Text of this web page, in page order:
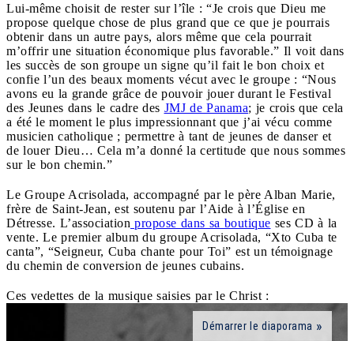
Lui-même choisit de rester sur l’île : “Je crois que Dieu me
propose quelque chose de plus grand que ce que je pourrais
obtenir dans un autre pays, alors même que cela pourrait
m’offrir une situation économique plus favorable.” Il voit dans
les succès de son groupe un signe qu’il fait le bon choix et
confie l’un des beaux moments vécut avec le groupe : “Nous
avons eu la grande grâce de pouvoir jouer durant le Festival
des Jeunes dans le cadre des JMJ de Panama; je crois que cela
a été le moment le plus impressionnant que j’ai vécu comme
musicien catholique ; permettre à tant de jeunes de danser et
de louer Dieu… Cela m’a donné la certitude que nous sommes
sur le bon chemin.”
Le Groupe Acrisolada, accompagné par le père Alban Marie,
frère de Saint-Jean, est soutenu par l’Aide à l’Église en
Détresse. L’association propose dans sa boutique ses CD à la
vente. Le premier album du groupe Acrisolada, “Xto Cuba te
canta”, “Seigneur, Cuba chante pour Toi” est un témoignage
du chemin de conversion de jeunes cubains.
Ces vedettes de la musique saisies par le Christ :
Démarrer le diaporama